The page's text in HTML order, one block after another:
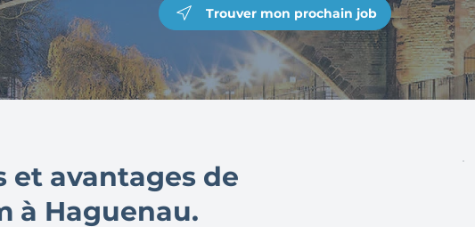
Trouver mon prochain job
et avantages de
à Haguenau.